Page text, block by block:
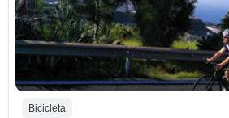
Bicicleta